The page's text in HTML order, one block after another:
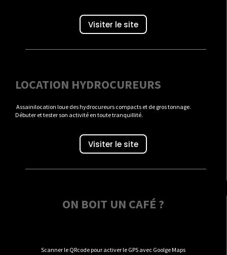
Visiter le site
LOCATION HYDROCUREURS
Assainilocation loue des hydrocureurs compacts et de gros tonnage.
Débuter et tester son activité en toute tranquillité.
Visiter le site
ON BOIT UN CAFÉ ?
Scanner le QRcode pour activer le GPS avec Goolge Maps